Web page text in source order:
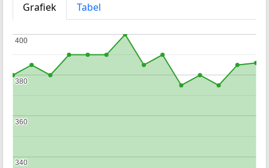
Grafiek
Tabel
340
340
360
360
380
380
400
400